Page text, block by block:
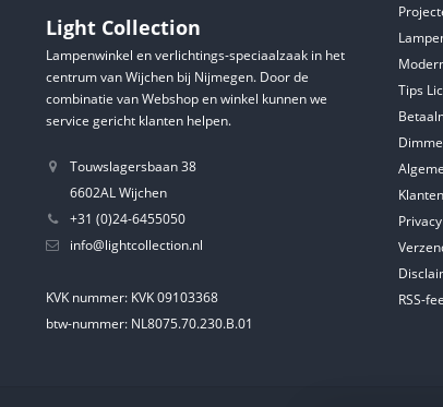
Light Collection
Lampenwinkel en verlichtings-speciaalzaak in het
centrum van Wijchen bij Nijmegen. Door de
combinatie van Webshop en winkel kunnen we
service gericht klanten helpen.
Touwslagersbaan 38
6602AL Wijchen
+31 (0)24-6455050
info@lightcollection.nl
KVK nummer: KVK 09103368
btw-nummer: NL8075.70.230.B.01
Tips
RSS-